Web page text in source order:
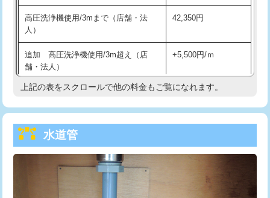
給水管工事※（土の掘削・埋め戻し作
業)
11,000円
給水管工事※（塩ビ管（VP・HI）使
用/3ｍまで)
33,000円
給水管工事※（塩ビ管（VP・HI）使
+8,800円
給水管工事※（ライニング鋼管・銅
管・ポリ管・HT管使用/3ｍまで)
給水管工事※（ライニング鋼管・銅
管・ポリ管・HT管使用/3ｍ超え)
高圧洗浄機使用/3mまで（店舗・法
人）
42,350円
追加 高圧洗浄機使用/3m超え（店
舗・法人）
+5,500円/ｍ
高度高圧洗浄換 現地調査
トーラー機使用/3mまで
追加トーラー機使用/3m超え
33,000円
上記の表をスクロールで他の料金もご覧になれます。
水道管